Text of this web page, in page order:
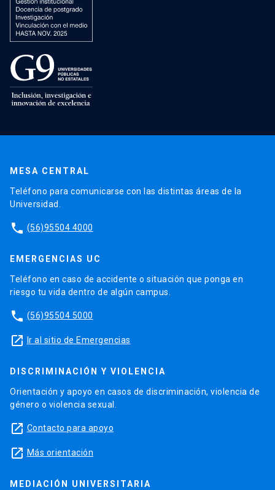
MESA CENTRAL
Teléfono para comunicarse con las distintas áreas de la
Universidad.
phone (56)95504 4000
EMERGENCIAS UC
Teléfono en caso de accidente o situación que ponga en
riesgo tu vida dentro de algún campus.
phone (56)95504 5000
launch Ir al sitio de Emergencias
DISCRIMINACIÓN Y VIOLENCIA
Orientación y apoyo en casos de discriminación, violencia de
género o violencia sexual.
launch Contacto para apoyo
launch Más orientación
MEDIACIÓN UNIVERSITARIA